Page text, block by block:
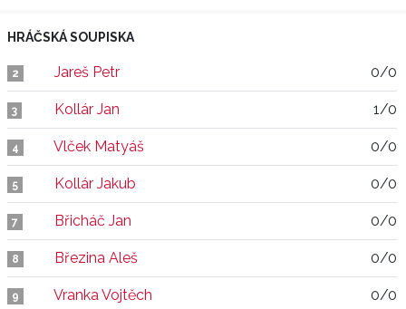
HRÁČSKÁ SOUPISKA
2 Jareš Petr 0/0
3 Kollár Jan 1/0
4 Vlček Matyáš 0/0
5 Kollár Jakub 0/0
7 Břicháč Jan 0/0
8 Březina Aleš 0/0
9 Vranka Vojtěch 0/0